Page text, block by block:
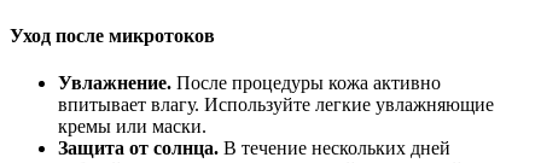
Уход после микротоков
Увлажнение. После процедуры кожа активно
впитывает влагу. Используйте легкие увлажняющие
кремы или маски.
Защита от солнца. В течение нескольких дней